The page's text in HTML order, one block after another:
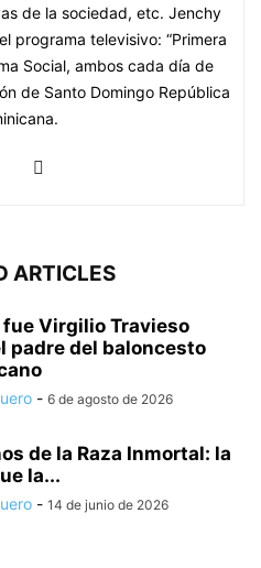
de la sociedad, etc. Jenchy
programa televisivo: “Primera
Social, ambos cada día de
de Santo Domingo República
ARTICLES
fue Virgilio Travieso
padre del baloncesto
- 6 de agosto de 2026
de la Raza Inmortal: la
la...
- 14 de junio de 2026